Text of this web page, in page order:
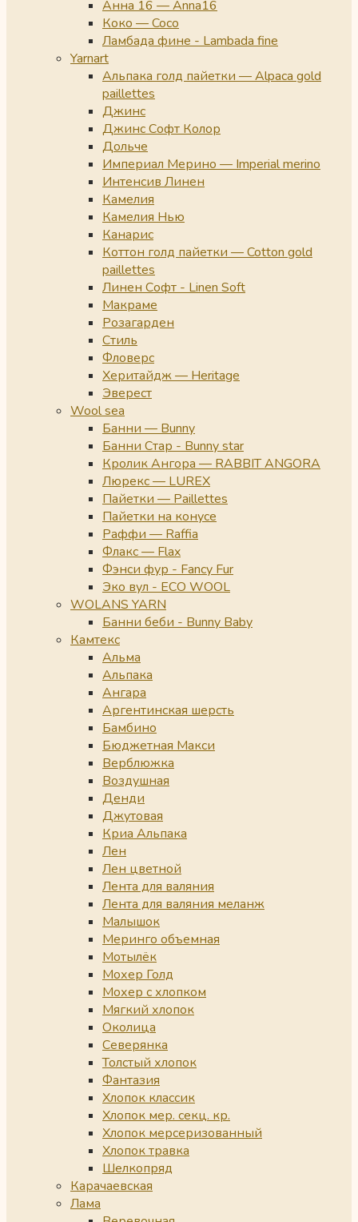
Анна 16 — Anna16
Коко — Coco
Ламбада фине - Lambada fine
Yarnart
Альпака голд пайетки — Alpaca gold
paillettes
Джинс
Джинс Софт Колор
Дольче
Империал Мерино — Imperial merino
Интенсив Линен
Камелия
Камелия Нью
Канарис
Коттон голд пайетки — Cotton gold
paillettes
Линен Софт - Linen Soft
Макраме
Розагарден
Стиль
Фловерс
Херитайдж — Heritage
Эверест
Wool sea
Банни — Bunny
Банни Стар - Bunny star
Кролик Ангора — RABBIT ANGORA
Люрекс — LUREX
Пайетки — Paillettes
Пайетки на конусе
Раффи — Raffia
Флакс — Flax
Фэнси фур - Fancy Fur
Эко вул - ECO WOOL
WOLANS YARN
Банни беби - Bunny Baby
Камтекс
Альма
Альпака
Ангара
Аргентинская шерсть
Бамбино
Бюджетная Макси
Верблюжка
Воздушная
Денди
Джутовая
Криа Альпака
Лен
Лен цветной
Лента для валяния
Лента для валяния меланж
Малышок
Меринго объемная
Мотылёк
Мохер Голд
Мохер с хлопком
Мягкий хлопок
Околица
Северянка
Толстый хлопок
Фантазия
Хлопок классик
Хлопок мер. секц. кр.
Хлопок мерсеризованный
Хлопок травка
Шелкопряд
Карачаевская
Лама